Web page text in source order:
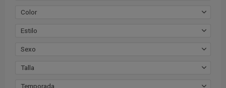
Color
Estilo
Sexo
Talla
Temporada